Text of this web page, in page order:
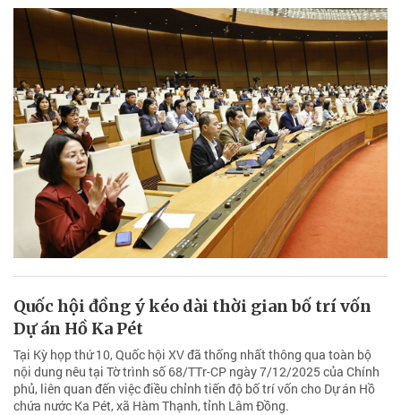
Quốc hội đồng ý kéo dài thời gian bố trí vốn
Dự án Hồ Ka Pét
Tại Kỳ họp thứ 10, Quốc hội XV đã thống nhất thông qua toàn bộ
nội dung nêu tại Tờ trình số 68/TTr-CP ngày 7/12/2025 của Chính
phủ, liên quan đến việc điều chỉnh tiến độ bố trí vốn cho Dự án Hồ
chứa nước Ka Pét, xã Hàm Thạnh, tỉnh Lâm Đồng.